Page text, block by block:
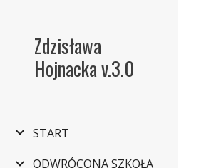
Zdzisława
Hojnacka v.3.0
START
ODWRÓCONA SZKOŁA